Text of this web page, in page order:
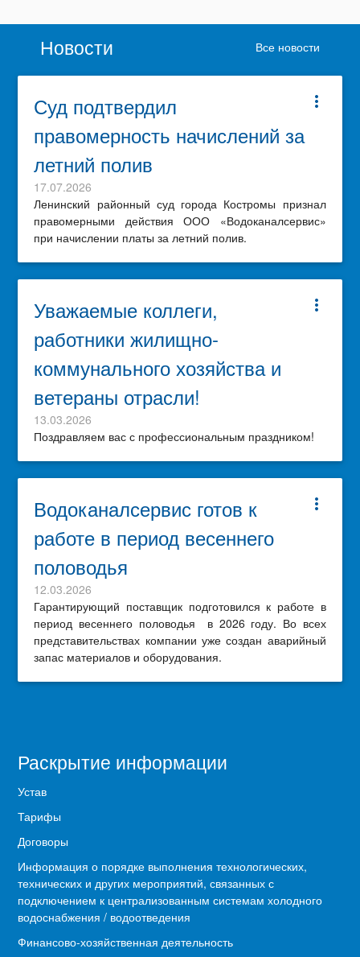
Новости Все новости
more_vert
Суд подтвердил
правомерность начислений за
летний полив
17.07.2026
Ленинский районный суд города Костромы признал
правомерными действия ООО «Водоканалсервис»
при начислении платы за летний полив.
more_vert
Уважаемые коллеги,
работники жилищно-
коммунального хозяйства и
ветераны отрасли!
13.03.2026
Поздравляем вас с профессиональным праздником!
more_vert
Водоканалсервис готов к
работе в период весеннего
половодья
12.03.2026
Гарантирующий поставщик подготовился к работе в
период весеннего половодья в 2026 году. Во всех
представительствах компании уже создан аварийный
запас материалов и оборудования.
Раскрытие информации
Устав
Тарифы
Договоры
Информация о порядке выполнения технологических,
технических и других мероприятий, связанных с
подключением к централизованным системам холодного
водоснабжения / водоотведения
Финансово-хозяйственная деятельность